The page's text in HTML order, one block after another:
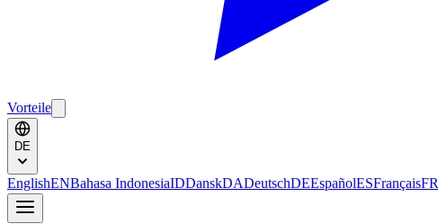
Vorteile
DE
EnglishENBahasa IndonesiaIDDanskDADeutschDEEspañolESFrançaisFR